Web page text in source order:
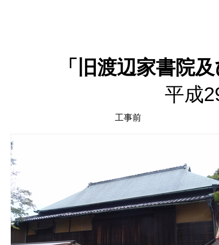
「旧渡辺家書院
平成
工事前